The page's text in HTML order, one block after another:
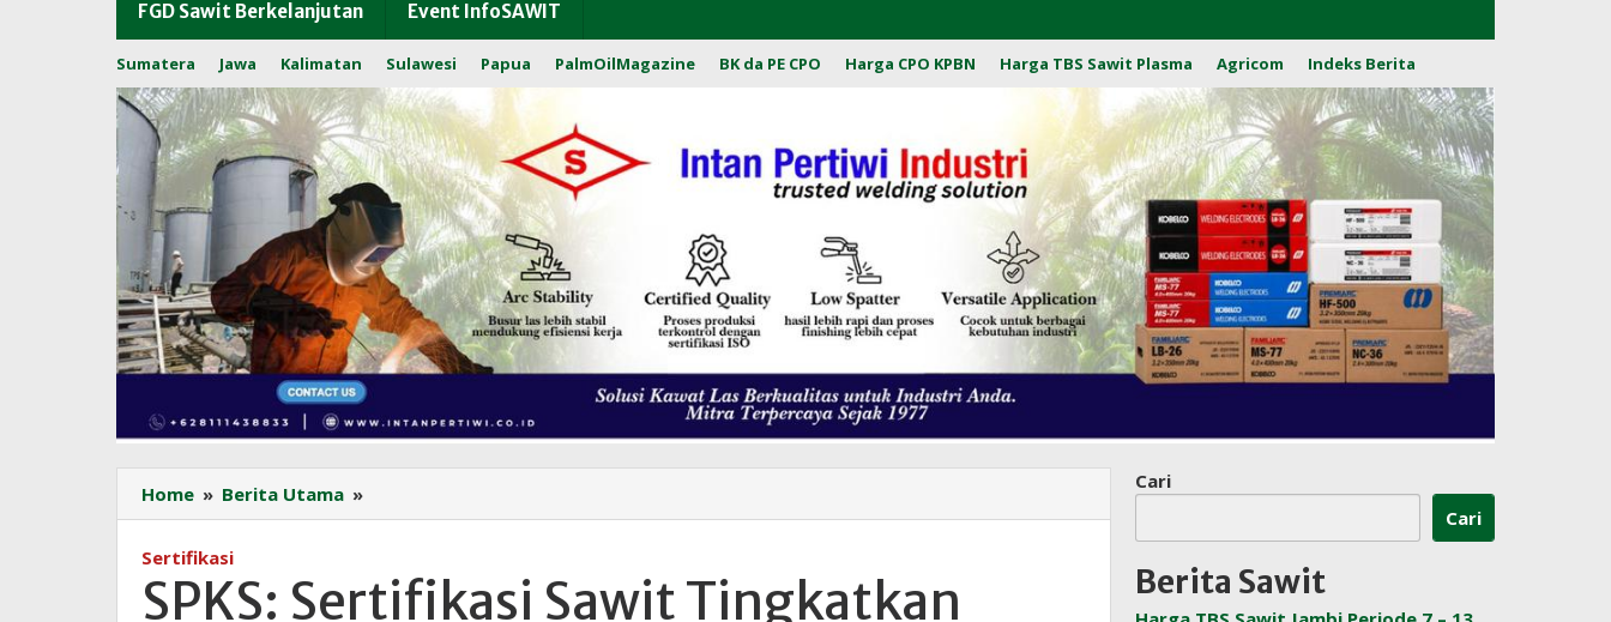
FGD Sawit Berkelanjutan Event InfoSAWIT
Sumatera Jawa Kalimatan Sulawesi Papua PalmOilMagazine BK da PE CPO Harga CPO KPBN Harga TBS Sawit Plasma Agricom Indeks Berita
Home » Berita Utama »
Sertifikasi
Produktivitas
Sertifikasi
SPKS: Sertifikasi Sawit Tingkatkan
Cari
Cari
Berita Sawit